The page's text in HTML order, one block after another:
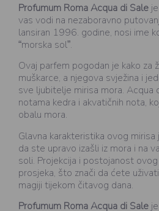
Profumum Roma Acqua di Sale
vas vodi na nezaboravno
lansiran 1996. godine, nosi ime
“morska sol”.
Ovaj parfem pogodan je kako za
muškarce, a njegova svježina i
sve ljubitelje mirisa mora. Acqua
notama kedra i akvatičnih nota,
obalu mora.
Glavna karakteristika ovog mirisa
da ste upravo izašli iz mora i na
soli. Projekcija i postojanost
prosjeka, što znači da ćete
magiji tijekom čitavog dana.
Profumum Roma Acqua di Sale